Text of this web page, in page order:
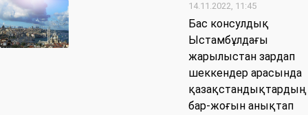
14.11.2022, 11:45
Бас консулдық
Ыстамбұлдағы
жарылыстан зардап
шеккендер арасында
қазақстандықтардың
бар-жоғын анықтап